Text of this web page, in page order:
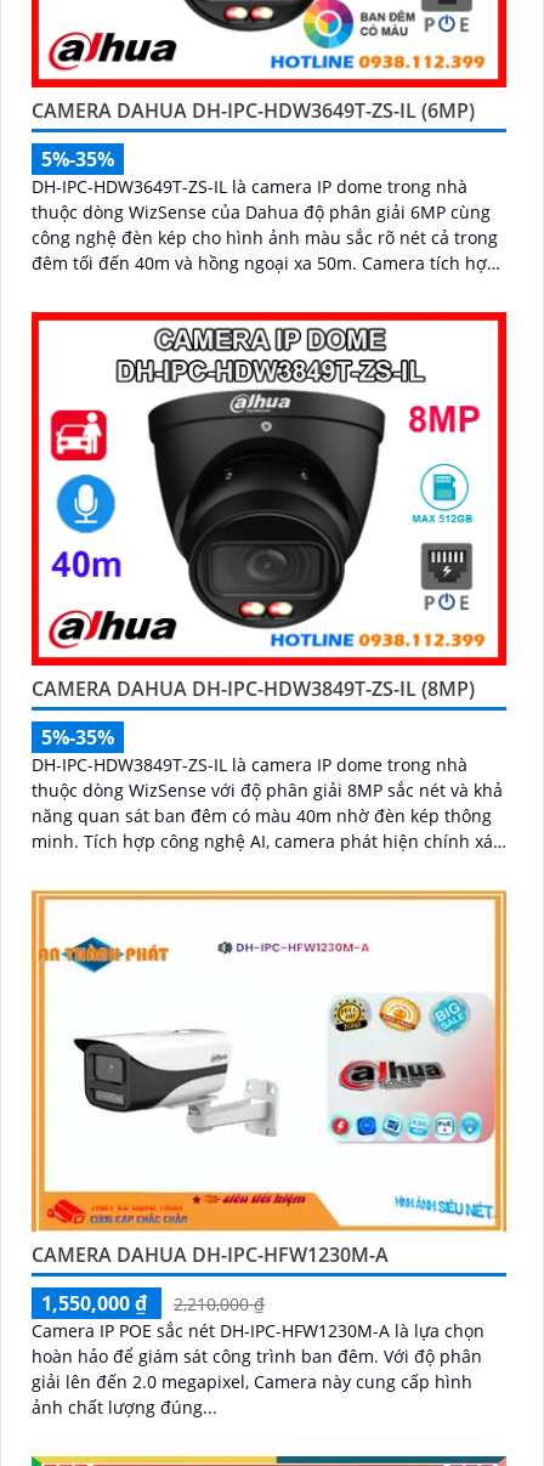
CAMERA DAHUA DH-IPC-HDW3649T-ZS-IL (6MP)
5%-35%
DH-IPC-HDW3649T-ZS-IL là camera IP dome trong nhà
thuộc dòng WizSense của Dahua độ phân giải 6MP cùng
công nghệ đèn kép cho hình ảnh màu sắc rõ nét cả trong
đêm tối đến 40m và hồng ngoại xa 50m. Camera tích hợp
năng phát hiện chính xác người và phương tiện, nâng cao
hiệu quả giám sát an ninh hỗ trợ PoE và giá rẻ hiệu quả
CAMERA DAHUA DH-IPC-HDW3849T-ZS-IL (8MP)
5%-35%
DH-IPC-HDW3849T-ZS-IL là camera IP dome trong nhà
thuộc dòng WizSense với độ phân giải 8MP sắc nét và khả
năng quan sát ban đêm có màu 40m nhờ đèn kép thông
minh. Tích hợp công nghệ AI, camera phát hiện chính xác
nhớ hỗ trợ đến 512GB đảm bảo lưu trữ linh hoạt và chi
hiệu quả
CAMERA DAHUA DH-IPC-HFW1230M-A
1,550,000 ₫
2,210,000 ₫
Camera IP POE sắc nét DH-IPC-HFW1230M-A là lựa chọn
hoàn hảo để giám sát công trình ban đêm. Với độ phân
giải lên đến 2.0 megapixel, Camera này cung cấp hình
ảnh chất lượng đúng...